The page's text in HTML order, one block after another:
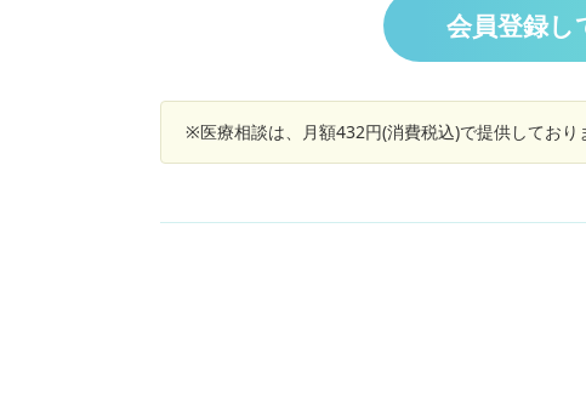
はどのような治療をしていくものなのでしょう
てきます。咳は急性気管支炎で1カ月以上続いて
いますが、熱は今まで出なかったのですがおとと
いから熱が出てきました。どの様な原因でしょう
会員登録し
※医療相談は、月額432円(消費税込)で提供しており